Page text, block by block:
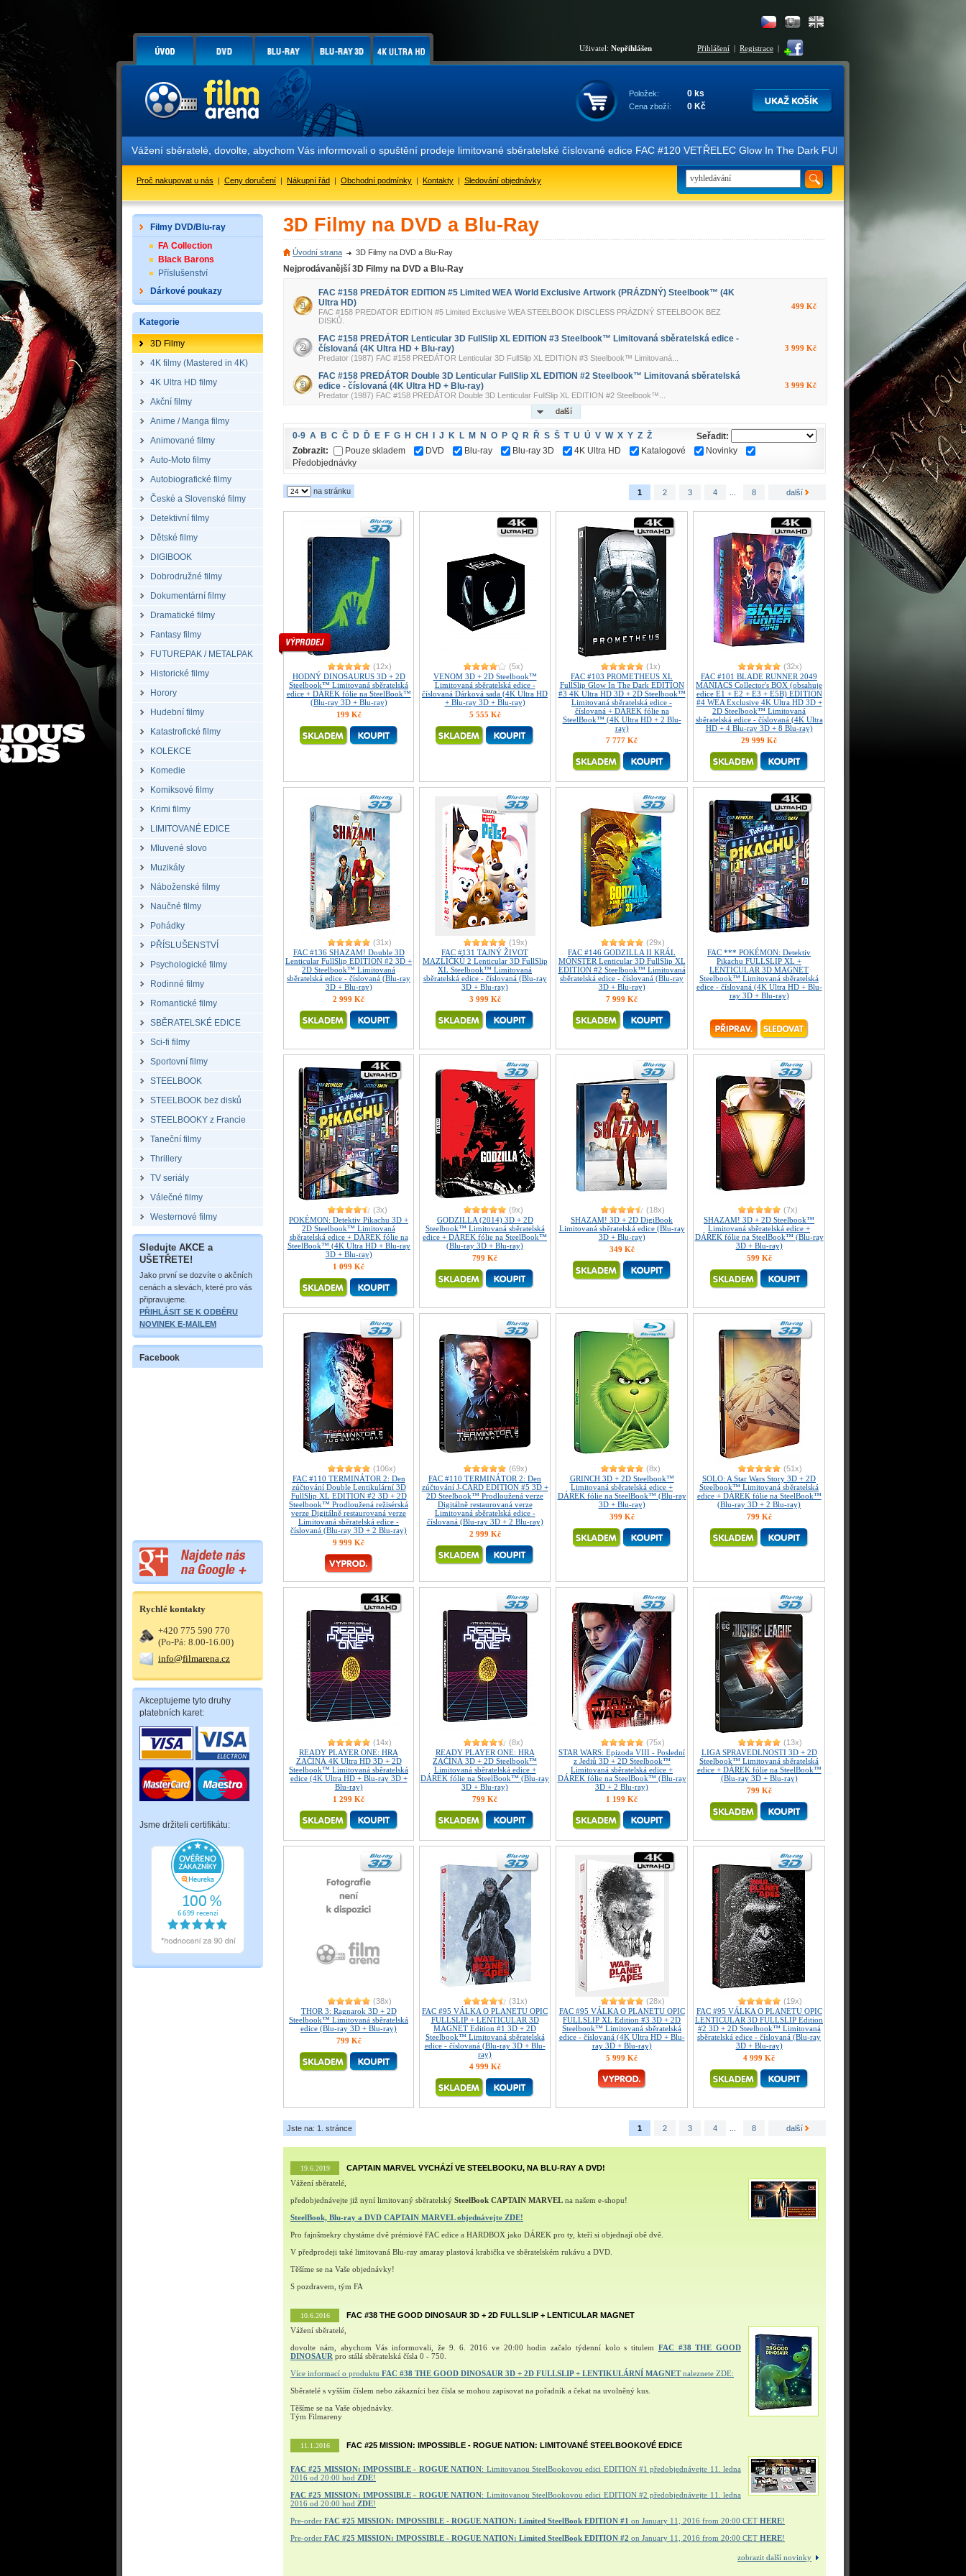
Uživatel: Nepřihlášen Přihlášení | Registrace |
Položek: 0 ks
Cena zboží: 0 Kč
Vážení sběratelé, dovolte, abychom Vás informovali o spuštění prodeje limitované sběratelské číslované edice FAC #120 VETŘELEC Glow In The Dark FULLSLIP XL EDITION #3 4K
Proč nakupovat u nás | Ceny doručení | Nákupní řád | Obchodní podmínky | Kontakty | Sledování objednávky
Filmy DVD/Blu-ray
FA Collection
Black Barons
Příslušenství
Dárkové poukazy
Kategorie
3D Filmy
4K filmy (Mastered in 4K)
4K Ultra HD filmy
Akční filmy
Anime / Manga filmy
Animované filmy
Auto-Moto filmy
Autobiografické filmy
České a Slovenské filmy
Detektivní filmy
Dětské filmy
DIGIBOOK
Dobrodružné filmy
Dokumentární filmy
Dramatické filmy
Fantasy filmy
FUTUREPAK / METALPAK
Historické filmy
Horory
Hudební filmy
Katastrofické filmy
KOLEKCE
Komedie
Komiksové filmy
Krimi filmy
LIMITOVANÉ EDICE
Mluvené slovo
Muzikály
Náboženské filmy
Naučné filmy
Pohádky
PŘÍSLUŠENSTVÍ
Psychologické filmy
Rodinné filmy
Romantické filmy
SBĚRATELSKÉ EDICE
Sci-fi filmy
Sportovní filmy
STEELBOOK
STEELBOOK bez disků
STEELBOOKY z Francie
Taneční filmy
Thrillery
TV seriály
Válečné filmy
Westernové filmy
Sledujte AKCE a
UŠETŘETE!
Jako první se dozvíte o akčních
cenách a slevách, které pro vás
připravujeme.
PŘIHLÁSIT SE K ODBĚRU
NOVINEK E-MAILEM
Facebook
Rychlé kontakty
+420 775 590 770
(Po-Pá: 8.00-16.00)
info@filmarena.cz
Akceptujeme tyto druhy
platebních karet:
Jsme držiteli certifikátu:
3D Filmy na DVD a Blu-Ray
Úvodní strana 3D Filmy na DVD a Blu-Ray
Nejprodávanější 3D Filmy na DVD a Blu-Ray
další
FAC #158 PREDÁTOR EDITION #5 Limited WEA World Exclusive Artwork (PRÁZDNÝ) Steelbook™ (4K
Ultra HD)
FAC #158 PREDATOR EDITION #5 Limited Exclusive WEA STEELBOOK DISCLESS PRÁZDNÝ STEELBOOK BEZ
DISKŮ.
499 Kč
FAC #158 PREDÁTOR Lenticular 3D FullSlip XL EDITION #3 Steelbook™ Limitovaná sběratelská edice -
číslovaná (4K Ultra HD + Blu-ray)
Predator (1987) FAC #158 PREDÁTOR Lenticular 3D FullSlip XL EDITION #3 Steelbook™ Limitovaná...
3 999 Kč
FAC #158 PREDÁTOR Double 3D Lenticular FullSlip XL EDITION #2 Steelbook™ Limitovaná sběratelská
edice - číslovaná (4K Ultra HD + Blu-ray)
Predator (1987) FAC #158 PREDÁTOR Double 3D Lenticular FullSlip XL EDITION #2 Steelbook™...
3 999 Kč
0-9 A B C Č D Ď E F G H CH J K L M N O P Q R Ř S Š T U Ú V W X Y Z Ž
Seřadit:
Zobrazit:
Pouze skladem DVD Blu-ray Blu-ray 3D 4K Ultra HD Katalogové
Novinky
Předobjednávky
1 2 3 4 8 další
na stránku
(12x)
HODNÝ DINOSAURUS 3D + 2D
Steelbook™ Limitovaná sběratelská
edice + DÁREK fólie na SteelBook™
(Blu-ray 3D + Blu-ray)
199 Kč
(5x)
VENOM 3D + 2D Steelbook™
Limitovaná sběratelská edice -
číslovaná Dárková sada (4K Ultra HD
+ Blu-ray 3D + Blu-ray)
5 555 Kč
(1x)
FAC #103 PROMETHEUS XL
FullSlip Glow In The Dark EDITION
#3 4K Ultra HD 3D + 2D Steelbook™
Limitovaná sběratelská edice -
číslovaná + DÁREK fólie na
SteelBook™ (4K Ultra HD + 2 Blu-
ray)
7 777 Kč
(32x)
FAC #101 BLADE RUNNER 2049
MANIACS Collector's BOX (obsahuje
edice E1 + E2 + E3 + E5B) EDITION
#4 WEA Exclusive 4K Ultra HD 3D +
2D Steelbook™ Limitovaná
sběratelská edice - číslovaná (4K Ultra
HD + 4 Blu-ray 3D + 8 Blu-ray)
29 999 Kč
(31x)
FAC #136 SHAZAM! Double 3D
Lenticular FullSlip EDITION #2 3D +
2D Steelbook™ Limitovaná
sběratelská edice - číslovaná (Blu-ray
3D + Blu-ray)
2 999 Kč
(19x)
FAC #131 TAJNÝ ŽIVOT
MAZLÍČKŮ 2 Lenticular 3D FullSlip
XL Steelbook™ Limitovaná
sběratelská edice - číslovaná (Blu-ray
3D + Blu-ray)
3 999 Kč
(29x)
FAC #146 GODZILLA II KRÁL
MONSTER Lenticular 3D FullSlip XL
EDITION #2 Steelbook™ Limitovaná
sběratelská edice - číslovaná (Blu-ray
3D + Blu-ray)
7 999 Kč
FAC *** POKÉMON: Detektiv
Pikachu FULLSLIP XL +
LENTICULAR 3D MAGNET
Steelbook™ Limitovaná sběratelská
edice - číslovaná (4K Ultra HD + Blu-
ray 3D + Blu-ray)
(3x)
POKÉMON: Detektiv Pikachu 3D +
2D Steelbook™ Limitovaná
sběratelská edice + DÁREK fólie na
SteelBook™ (4K Ultra HD + Blu-ray
3D + Blu-ray)
1 099 Kč
(9x)
GODZILLA (2014) 3D + 2D
Steelbook™ Limitovaná sběratelská
edice + DÁREK fólie na SteelBook™
(Blu-ray 3D + Blu-ray)
799 Kč
(18x)
SHAZAM! 3D + 2D DigiBook
Limitovaná sběratelská edice (Blu-ray
3D + Blu-ray)
349 Kč
(7x)
SHAZAM! 3D + 2D Steelbook™
Limitovaná sběratelská edice +
DÁREK fólie na SteelBook™ (Blu-ray
3D + Blu-ray)
599 Kč
(106x)
FAC #110 TERMINÁTOR 2: Den
zúčtování Double Lentikulární 3D
FullSlip XL EDITION #2 3D + 2D
Steelbook™ Prodloužená režisérská
verze Digitálně restaurovaná verze
Limitovaná sběratelská edice -
číslovaná (Blu-ray 3D + 2 Blu-ray)
9 999 Kč
(69x)
FAC #110 TERMINÁTOR 2: Den
zúčtování J-CARD EDITION #5 3D +
2D Steelbook™ Prodloužená verze
Digitálně restaurovaná verze
Limitovaná sběratelská edice -
číslovaná (Blu-ray 3D + 2 Blu-ray)
2 999 Kč
(8x)
GRINCH 3D + 2D Steelbook™
Limitovaná sběratelská edice +
DÁREK fólie na SteelBook™ (Blu-ray
3D + Blu-ray)
399 Kč
(51x)
SOLO: A Star Wars Story 3D + 2D
Steelbook™ Limitovaná sběratelská
edice + DÁREK fólie na SteelBook™
(Blu-ray 3D + 2 Blu-ray)
799 Kč
(14x)
READY PLAYER ONE: HRA
ZAČÍNÁ 4K Ultra HD 3D + 2D
Steelbook™ Limitovaná sběratelská
edice (4K Ultra HD + Blu-ray 3D +
Blu-ray)
1 299 Kč
(8x)
READY PLAYER ONE: HRA
ZAČÍNÁ 3D + 2D Steelbook™
Limitovaná sběratelská edice +
DÁREK fólie na SteelBook™ (Blu-ray
3D + Blu-ray)
799 Kč
(75x)
STAR WARS: Epizoda VIII - Poslední
z Jediů 3D + 2D Steelbook™
Limitovaná sběratelská edice +
DÁREK fólie na SteelBook™ (Blu-ray
3D + 2 Blu-ray)
1 199 Kč
(13x)
LIGA SPRAVEDLNOSTI 3D + 2D
Steelbook™ Limitovaná sběratelská
edice + DÁREK fólie na SteelBook™
(Blu-ray 3D + Blu-ray)
799 Kč
(38x)
THOR 3: Ragnarok 3D + 2D
Steelbook™ Limitovaná sběratelská
edice (Blu-ray 3D + Blu-ray)
799 Kč
(31x)
FAC #95 VÁLKA O PLANETU OPIC
FULLSLIP + LENTICULAR 3D
MAGNET Edition #1 3D + 2D
Steelbook™ Limitovaná sběratelská
edice - číslovaná (Blu-ray 3D + Blu-
ray)
4 999 Kč
(28x)
FAC #95 VÁLKA O PLANETU OPIC
FULLSLIP XL Edition #3 3D + 2D
Steelbook™ Limitovaná sběratelská
edice - číslovaná (4K Ultra HD + Blu-
ray 3D + Blu-ray)
5 999 Kč
(19x)
FAC #95 VÁLKA O PLANETU OPIC
LENTICULAR 3D FULLSLIP Edition
#2 3D + 2D Steelbook™ Limitovaná
sběratelská edice - číslovaná (Blu-ray
3D + Blu-ray)
4 999 Kč
1 2 3 4 8 další
Jste na: 1. stránce
19.6.2019
CAPTAIN MARVEL VYCHÁZÍ VE STEELBOOKU, NA BLU-RAY A DVD!
Vážení sběratelé,
předobjednávejte již nyní limitovaný sběratelský SteelBook CAPTAIN MARVEL na našem e-shopu!
SteelBook, Blu-ray a DVD CAPTAIN MARVEL objednávejte ZDE!
Pro fajnšmekry chystáme dvě prémiové FAC edice a HARDBOX jako DÁREK pro ty, kteří si objednají obě dvě.
V předprodeji také limitovaná Blu-ray amaray plastová krabička ve sběratelském rukávu a DVD.
Těšíme se na Vaše objednávky!
S pozdravem, tým FA
10.6.2016
FAC #38 THE GOOD DINOSAUR 3D + 2D FULLSLIP + LENTICULAR MAGNET
Vážení sběratelé,
dovolte nám, abychom Vás informovali, že 9. 6. 2016 ve 20:00 hodin začalo týdenní kolo s titulem FAC #38 THE GOOD
DINOSAUR pro stálá sběratelská čísla 0 - 750.
Více informací o produktu FAC #38 THE GOOD DINOSAUR 3D + 2D FULLSLIP + LENTIKULÁRNÍ MAGNETnaleznete ZDE:
Sběratelé s vyšším číslem nebo zákazníci bez čísla se mohou zapisovat na pořadník a čekat na uvolněný kus.
Těšíme se na Vaše objednávky.
Tým Filmareny
11.1.2016 FAC #25 MISSION: IMPOSSIBLE - ROGUE NATION: LIMITOVANÉ STEELBOOKOVÉ EDICE
FAC #25 MISSION: IMPOSSIBLE - ROGUE NATION: Limitovanou SteelBookovou edici EDITION #1 předobjednávejte 11. ledna
2016 od 20:00 hod ZDE!
FAC #25 MISSION: IMPOSSIBLE - ROGUE NATION: Limitovanou SteelBookovou edici EDITION #2 předobjednávejte 11. ledna
2016 od 20:00 hod ZDE!
Pre-order FAC #25 MISSION: IMPOSSIBLE - ROGUE NATION: Limited SteelBook EDITION #1 on January 11, 2016 from 20:00 CET HERE!
Pre-order FAC #25 MISSION: IMPOSSIBLE - ROGUE NATION: Limited SteelBook EDITION #2 on January 11, 2016 from 20:00 CET HERE!
zobrazit další novinky